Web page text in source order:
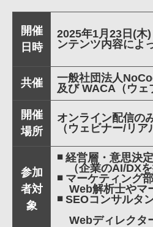
開催
日時
2025年1月23日(
ンテンツ内容によ
共催
一般社団法人
及び WACA（ウェ
開催
場所
オンライン配信の
（ウェビナー/リア
参加
者対
象
◾️ 経営層・意思決
（企業のAI/DXを
◾️ マーケティング
Web解析士やマ
◾️ SEOコンサルタ
Webディレクタ